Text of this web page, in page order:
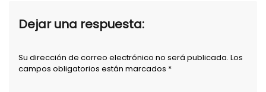
Dejar una respuesta:
Su dirección de correo electrónico no será publicada. Los
campos obligatorios están marcados *